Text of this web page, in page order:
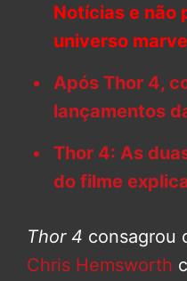
Notícias e não
universo
Após Thor 4,
lançamentos
Thor 4: As
do filme
Thor 4 consagrou
Chris Hemsworth